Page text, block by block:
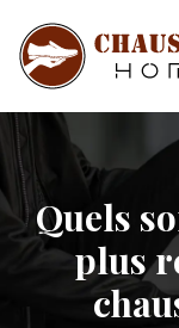
Quels
plus